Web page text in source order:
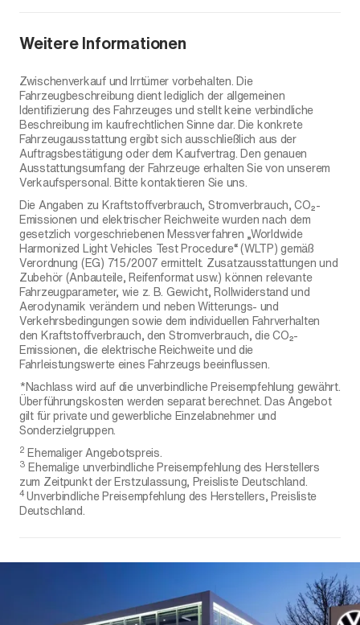
Weitere Informationen
Zwischenverkauf und Irrtümer vorbehalten. Die
Fahrzeugbeschreibung dient lediglich der allgemeinen
Identifizierung des Fahrzeuges und stellt keine verbindliche
Beschreibung im kaufrechtlichen Sinne dar. Die konkrete
Fahrzeugausstattung ergibt sich ausschließlich aus der
Auftragsbestätigung oder dem Kaufvertrag. Den genauen
Ausstattungsumfang der Fahrzeuge erhalten Sie von unserem
Verkaufspersonal. Bitte kontaktieren Sie uns.
Die Angaben zu Kraftstoffverbrauch, Stromverbrauch, CO₂-
Emissionen und elektrischer Reichweite wurden nach dem
gesetzlich vorgeschriebenen Messverfahren „Worldwide
Harmonized Light Vehicles Test Procedure“ (WLTP) gemäß
Verordnung (EG) 715/2007 ermittelt. Zusatzausstattungen und
Zubehör (Anbauteile, Reifenformat usw.) können relevante
Fahrzeugparameter, wie z. B. Gewicht, Rollwiderstand und
Aerodynamik verändern und neben Witterungs- und
Verkehrsbedingungen sowie dem individuellen Fahrverhalten
den Kraftstoffverbrauch, den Stromverbrauch, die CO₂-
Emissionen, die elektrische Reichweite und die
Fahrleistungswerte eines Fahrzeugs beeinflussen.
*Nachlass wird auf die unverbindliche Preisempfehlung gewährt.
Überführungskosten werden separat berechnet. Das Angebot
gilt für private und gewerbliche Einzelabnehmer und
Sonderzielgruppen.
2 Ehemaliger Angebotspreis.
3 Ehemalige unverbindliche Preisempfehlung des Herstellers
zum Zeitpunkt der Erstzulassung, Preisliste Deutschland.
4Unverbindliche Preisempfehlung des Herstellers, Preisliste
Deutschland.